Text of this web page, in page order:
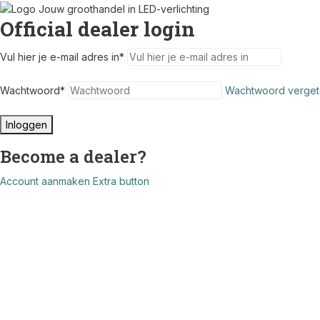
Official dealer login
Vul hier je e-mail adres in*
Wachtwoord* Wachtwoord
Inloggen
Become a dealer?
Account aanmaken Extra button